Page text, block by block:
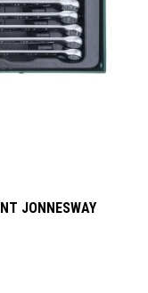
JONNESWAY